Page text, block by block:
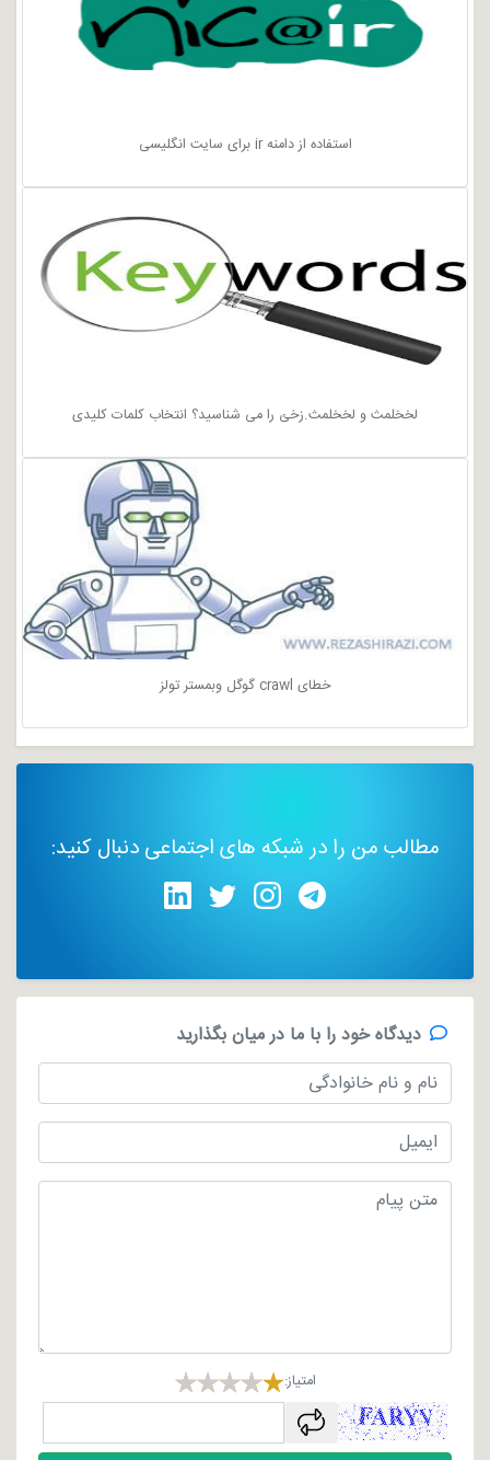
استفاده از دامنه ir برای سایت انگلیسی
لخخلمث و لخخلمث.زخئ را می شناسید؟ انتخاب کلمات کلیدی
خطای crawl گوگل وبمستر تولز
مطالب من را در شبکه های اجتماعی دنبال کنید:
دیدگاه خود را با ما در میان بگذارید
امتیاز:
captcha